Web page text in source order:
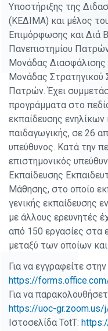
Υποστήριξης της
(ΚΕΔΙΜΑ) και μέλος
Επιμόρφωσης και Διά
Πανεπιστημίου
Μονάδας
Μονάδας Στρατηγικού
Πατρών. Έχει
προγράμματα στο
εκπαίδευσης ενηλίκων
παιδαγωγικής, σε 26
υπεύθυνος. Κατά την
επιστημονικός
Εκπαίδευσης
Μάθησης, στο οποίο
γενικής εκπαίδευσης
με άλλους ερευνητές
από 150 εργασίες στα
μεταξύ των οποίων και
Για να εγγραφείτε
https://
Για να
https://uoc-gr.zoom.us/
Iστοσελίδα ΤοtΤ: